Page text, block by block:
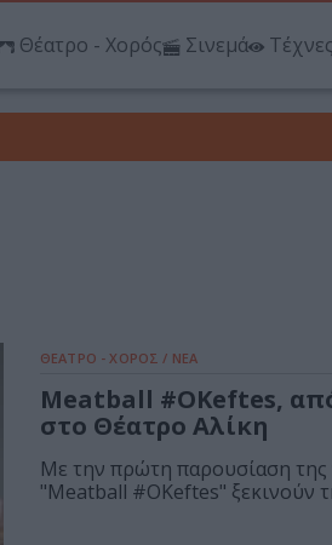
Θέατρο - Χορός Σινεμά Τέχνες
ΘΕΑΤΡΟ - ΧΟΡΟΣ / ΝΕΑ
Meatball #OKeftes,
στο Θέατρο Αλίκη
Με την πρώτη παρουσίαση της
"Meatball #OKeftes" ξεκινούν